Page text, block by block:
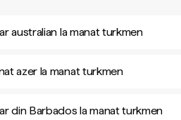
australian la manat turkmen
azer la manat turkmen
din Barbados la manat turkmen